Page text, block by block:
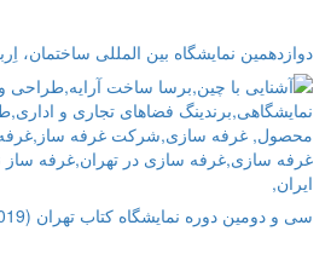
دوازدهمین نمایشگاه بین المللی ساختمان،
سی و دومین دوره نمایشگاه کتاب تهران (Tehran Book Fair 2019)